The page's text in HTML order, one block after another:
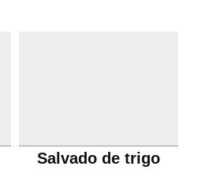
Salvado de trigo